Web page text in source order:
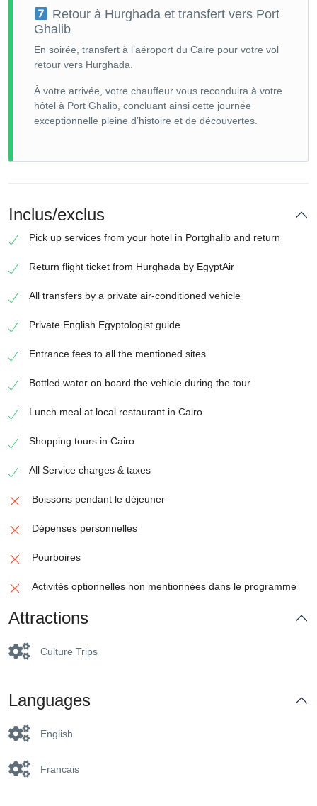
Retour à Hurghada et transfert vers Port
Ghalib
En soirée, transfert à l’aéroport du Caire pour votre vol
retour vers Hurghada.
À votre arrivée, votre chauffeur vous reconduira à votre
hôtel à Port Ghalib, concluant ainsi cette journée
exceptionnelle pleine d’histoire et de découvertes.
Inclus/exclus
Pick up services from your hotel in Portghalib and return
Return flight ticket from Hurghada by EgyptAir
All transfers by a private air-conditioned vehicle
Private English Egyptologist guide
Entrance fees to all the mentioned sites
Bottled water on board the vehicle during the tour
Lunch meal at local restaurant in Cairo
Shopping tours in Cairo
All Service charges & taxes
Boissons pendant le déjeuner
Dépenses personnelles
Pourboires
Activités optionnelles non mentionnées dans le programme
Attractions
Culture Trips
Languages
English
Francais